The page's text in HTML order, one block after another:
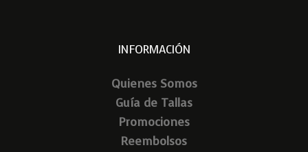
INFORMACIÓN
Quienes Somos
Guía de Tallas
Promociones
Reembolsos